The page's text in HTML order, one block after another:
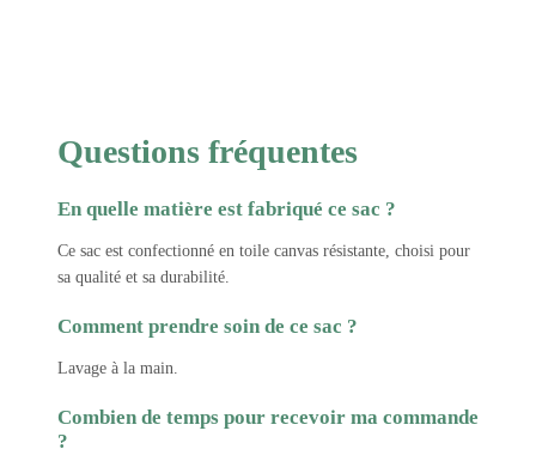
Questions fréquentes
En quelle matière est fabriqué ce sac ?
Ce sac est confectionné en toile canvas résistante, choisi pour
sa qualité et sa durabilité.
Comment prendre soin de ce sac ?
Lavage à la main.
Combien de temps pour recevoir ma commande
?